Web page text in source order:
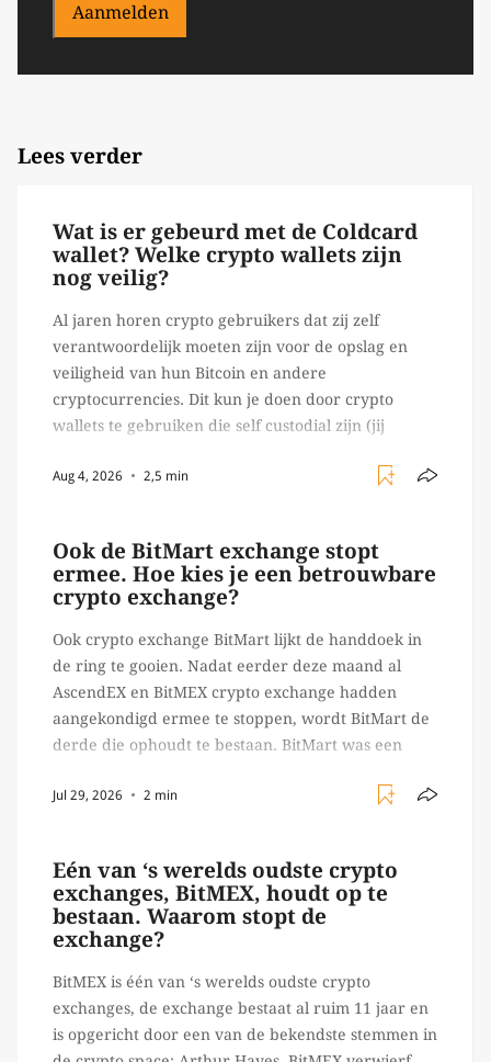
Aanmelden
Lees verder
Wat is er gebeurd met de Coldcard
wallet? Welke crypto wallets zijn
nog veilig?
Al jaren horen crypto gebruikers dat zij zelf
verantwoordelijk moeten zijn voor de opslag en
veiligheid van hun Bitcoin en andere
cryptocurrencies. Dit kun je doen door crypto
wallets te gebruiken die self custodial zijn (jij
Ledger of Trezor bijvoorbeeld. Echter, op 29 juli
Aug 4, 2026 2,5 min
Ook de BitMart exchange stopt
ermee. Hoe kies je een betrouwbare
crypto exchange?
Ook crypto exchange BitMart lijkt de handdoek in
de ring te gooien. Nadat eerder deze maand al
AscendEX en BitMEX crypto exchange hadden
aangekondigd ermee te stoppen, wordt BitMart de
derde die ophoudt te bestaan. BitMart was een
crypto handelaren terecht konden om te handelen
Jul 29, 2026 2 min
Eén van ‘s werelds oudste crypto
exchanges, BitMEX, houdt op te
bestaan. Waarom stopt de
exchange?
BitMEX is één van ‘s werelds oudste crypto
exchanges, de exchange bestaat al ruim 11 jaar en
is opgericht door een van de bekendste stemmen in